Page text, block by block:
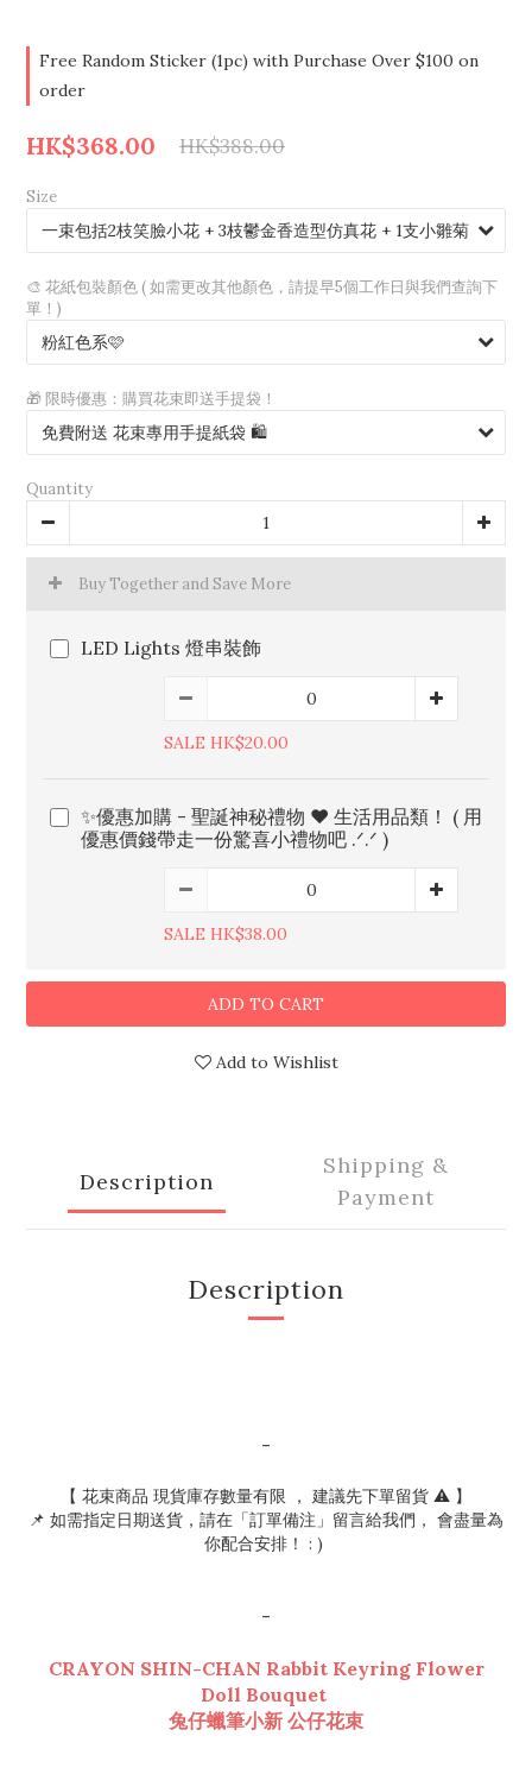
Free Random Sticker (1pc) with Purchase Over $100 on
order
HK$368.00 HK$388.00
Size
🎨 花紙包裝顏色 ( 如需更改其他顏色，請提早5個工作日與我們查詢下
單！)
🎁 限時優惠：購買花束即送手提袋！
Quantity
Buy Together and Save More
LED Lights 燈串裝飾
SALE HK$20.00
✨優惠加購 - 聖誕神秘禮物 ♥️ 生活用品類！ ( 用
優惠價錢帶走一份驚喜小禮物吧 .ᐟ.ᐟ )
SALE HK$38.00
ADD TO CART
Add to Wishlist
Description
Shipping &
Payment
Description
-
【 花束商品 現貨庫存數量有限 ， 建議先下單留貨 ⚠️ 】
📌 如需指定日期送貨，請在「訂單備注」留言給我們， 會盡量為
你配合安排！ : )
-
CRAYON SHIN-CHAN Rabbit Keyring Flower
Doll Bouquet
兔仔蠟筆小新 公仔花束